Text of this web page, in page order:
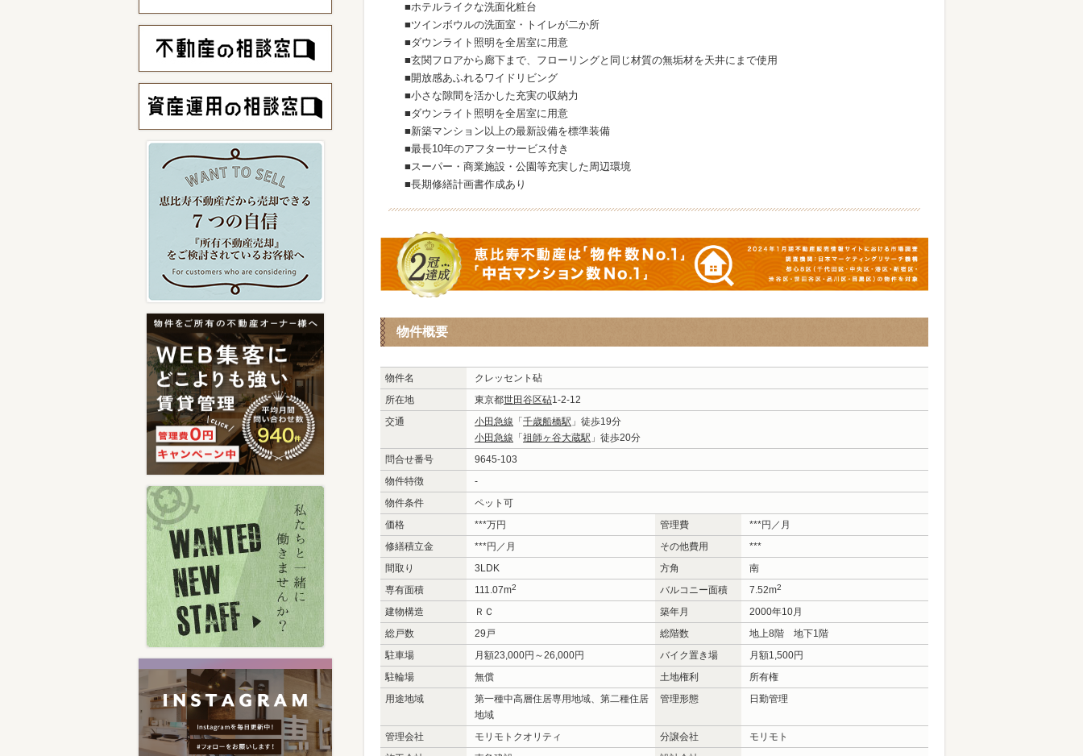
■ホテルライクな洗面化粧台
■ツインボウルの洗面室・トイレが二か所
■ダウンライト照明を全居室に用意
■玄関フロアから廊下まで、フローリングと同じ材質の無垢材を天井にまで使用
■開放感あふれるワイドリビング
■小さな隙間を活かした充実の収納力
■ダウンライト照明を全居室に用意
■新築マンション以上の最新設備を標準装備
■最長10年のアフターサービス付き
■スーパー・商業施設・公園等充実した周辺環境
■長期修繕計画書作成あり
物件概要
物件名
クレッセント砧
所在地
東京都世田谷区砧1-2-12
交通
小田急線 「千歳船橋駅 」徒歩19分
小田急線 「祖師ヶ谷大蔵駅 」徒歩20分
問合せ番号
9645-103
物件特徴
-
物件条件
ペット可
価格
***万円 管理費
***円／月
修繕積立金
***円／月 その他費用
***
間取り
3LDK 方角
南
専有面積
111.07m2 バルコニー面積 7.52m2
建物構造 ＲＣ 築年月
2000年10月
総戸数
29戸 総階数
地上8階 地下1階
駐車場
月額23,000円～26,000円 バイク置き場
月額1,500円
駐輪場
無償 土地権利
所有権
用途地域
第一種中高層住居専用地域、第二種住居
地域
管理形態 日勤管理
管理会社 モリモトクオリティ 分譲会社
モリモト